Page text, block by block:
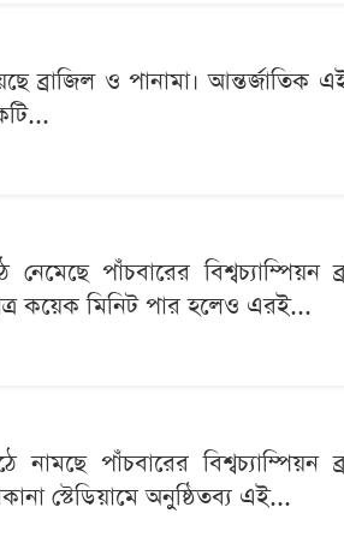
ব্রাজিল ও পানামা। আন্তর্জাতিক এই
পাঁচবারের বিশ্বচ্যাম্পিয়ন
কয়েক মিনিট পার হলেও এরই...
পাঁচবারের বিশ্বচ্যাম্পিয়ন
স্টেডিয়ামে অনুষ্ঠিতব্য এই...